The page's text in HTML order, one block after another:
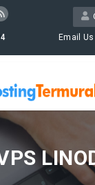
Email Us